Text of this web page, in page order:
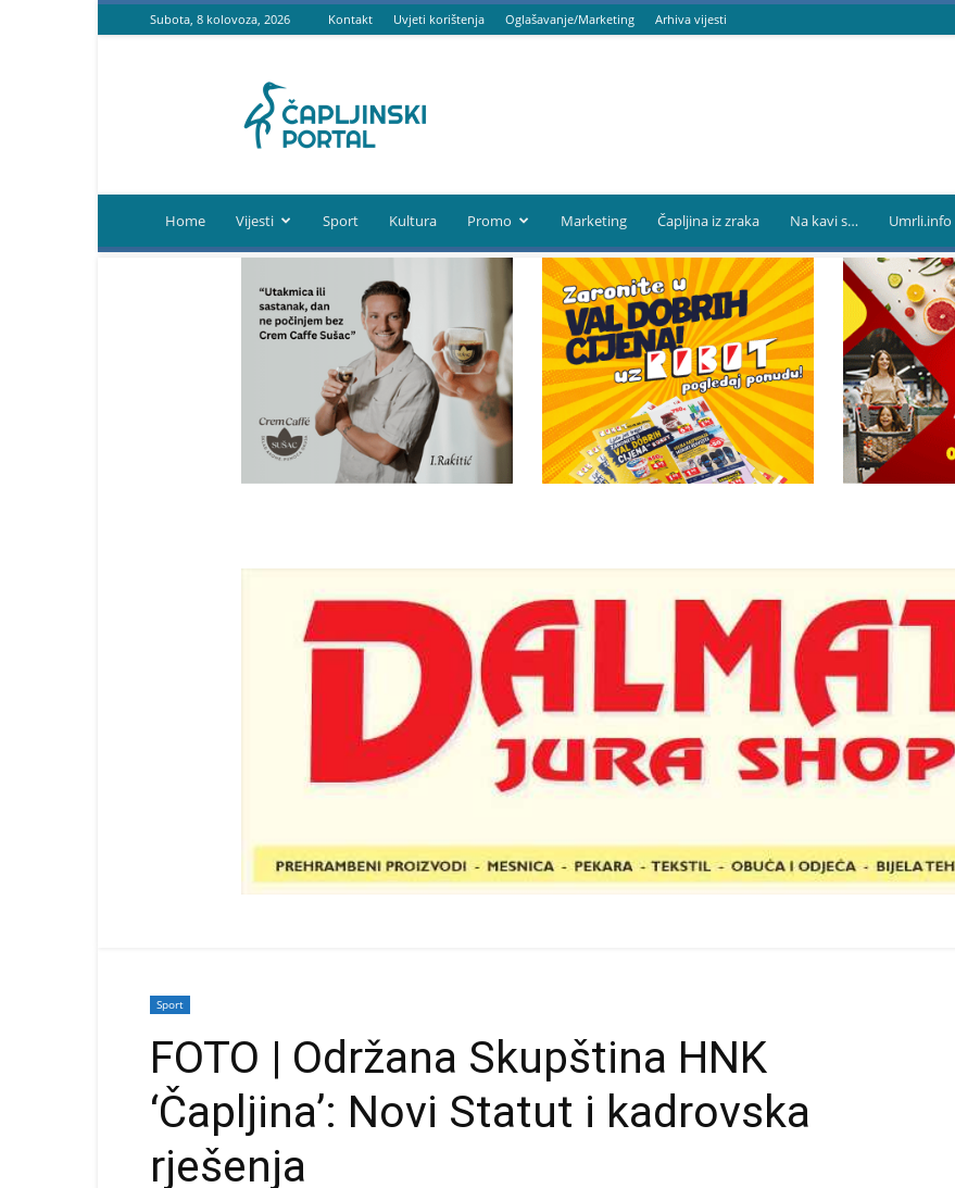
Subota, 8 kolovoza, 2026 Kontakt Uvjeti korištenja Oglašavanje/Marketing Arhiva vijesti
portal
Home Vijesti Sport Kultura Promo Marketing Čapljina iz zraka Na kavi s… Umrli.info
Sport
FOTO | Održana Skupština HNK
‘Čapljina’: Novi Statut i kadrovska
rješenja